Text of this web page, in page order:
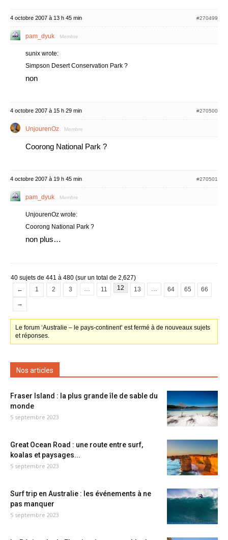
4 octobre 2007 à 13 h 45 min #270499
pam_dyuk Membre
sunix wrote:
Simpson Desert Conservation Park ?
non
4 octobre 2007 à 15 h 29 min #270500
UnjourenOz Membre
Coorong National Park ?
4 octobre 2007 à 19 h 45 min #270501
pam_dyuk Membre
UnjourenOz wrote:
Coorong National Park ?
non plus…
40 sujets de 441 à 480 (sur un total de 2,627)
←
1 2 3 … 11 12 13 … 64 65
66
→
Le forum ‘Australie – le pays-continent’ est fermé à de nouveaux sujets
et réponses.
Nos articles
Fraser Island : la plus grande île de sable du
monde
5 septembre 2023
Great Ocean Road : une route entre surf,
koalas et paysages...
5 septembre 2023
Surf trip en Australie : les événements à ne
pas manquer
5 septembre 2023